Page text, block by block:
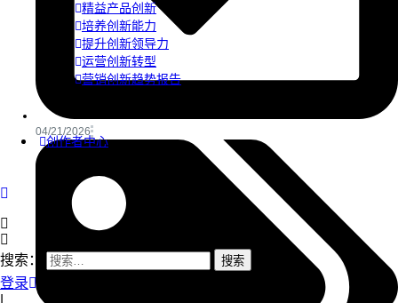
精益产品创新
培养创新能力
提升创新领导力
运营创新转型
营销创新趋势报告
创作者中心
搜索：
登录
04/21/2026